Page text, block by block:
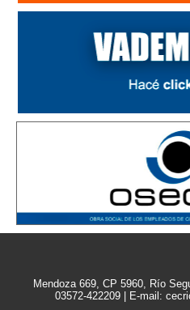
Mendoza 669, CP 5960, Río
03572-422209 | E-mail: